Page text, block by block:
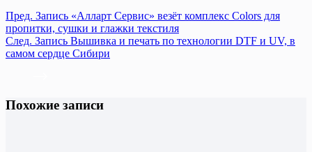
Пред. Запись «Алларт Сервис» везёт комплекс Colors для
пропитки, сушки и глажки текстиля
След. Запись Вышивка и печать по технологии DTF и UV, в
самом сердце Сибири
Похожие записи